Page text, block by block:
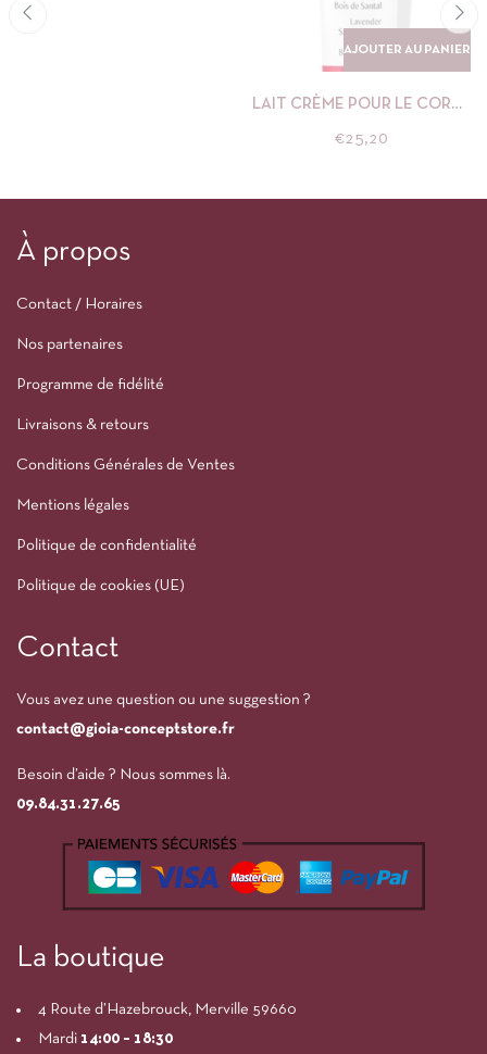
AJOUTER AU PANIER
LAIT CRÈME POUR LE CORPS
HAUSCHKA
€25,20
À propos
Contact / Horaires
Nos partenaires
Programme de fidélité
Livraisons & retours
Conditions Générales de Ventes
Mentions légales
Politique de confidentialité
Politique de cookies (UE)
Contact
Vous avez une question ou une suggestion ?
contact@gioia-conceptstore.fr
Besoin d’aide ? Nous sommes là.
09.84.31.27.65
La boutique
4 Route d’Hazebrouck, Merville 59660
Mardi 14:00 – 18:30